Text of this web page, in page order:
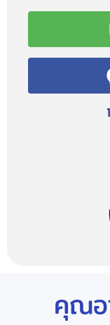
คุณอ